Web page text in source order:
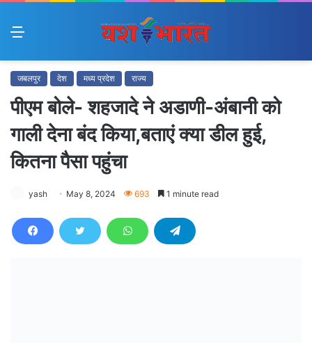
Menu
जबलपुर देश मध्य प्रदेश राज्य
पीएम बोले- शहजादे ने अडाणी-अंबानी को
गाली देना बंद किया,बताएं क्या डील हुई,
कितना पैसा पहुंचा
yash May 8, 2024 693 1 minute read